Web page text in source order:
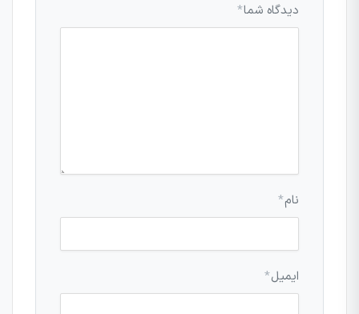
دیدگاه شما*
نام*
ایمیل*